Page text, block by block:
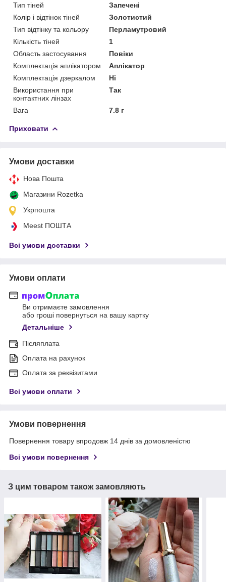
Тип тіней
Запечені
Колір і відтінок тіней
Золотистий
Тип відтінку та кольору
Перламутровий
Кількість тіней
1
Область застосування
Повіки
Комплектація аплікатором
Аплікатор
Комплектація дзеркалом
Ні
Використання при
контактних лінзах
Так
Вага 7.8 г
Приховати
Умови доставки
Нова Пошта
Магазини Rozetka
Укрпошта
Meest ПОШТА
Всі умови доставки
Умови оплати
Ви отримаєте замовлення
або гроші повернуться на вашу картку
Детальніше
Післяплата
Оплата на рахунок
Оплата за реквізитами
Всі умови оплати
Умови повернення
Повернення товару впродовж 14 днів за домовленістю
Всі умови повернення
З цим товаром також замовляють